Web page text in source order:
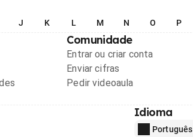
J K L M N O P
Comunidade
Entrar ou criar conta
Enviar cifras
Pedir videoaula
Idioma
Português